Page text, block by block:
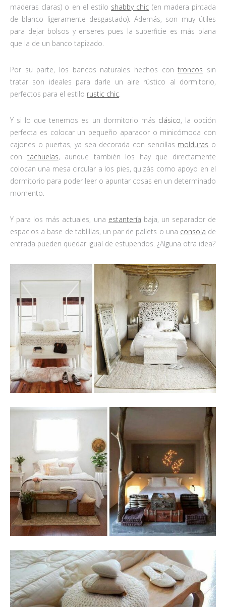
maderas claras) o en el estilo shabby chic (en madera pintada
de blanco ligeramente desgastado). Además, son muy útiles
para dejar bolsos y enseres pues la superficie es más plana
que la de un banco tapizado.
Por su parte, los bancos naturales hechos controncos sin
tratar son ideales para darle un aire rústico al dormitorio,
perfectos para el estilo rustic chic.
Y si lo que tenemos es un dormitorio más clásico, la opción
perfecta es colocar un pequeño aparador o minicómoda con
cajones o puertas, ya sea decorada con sencillas molduras o
con tachuelas, aunque también los hay que directamente
colocan una mesa circular a los pies, quizás como apoyo en el
dormitorio para poder leer o apuntar cosas en un determinado
momento.
Y para los más actuales, una estantería baja, un separador de
espacios a base de tablillas, un par de pallets o una consola de
entrada pueden quedar igual de estupendos. ¿Alguna otra idea?